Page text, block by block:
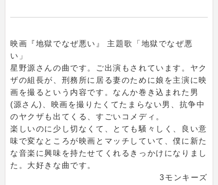
映画『地獄でなぜ悪い』 主題歌「地獄でなぜ悪
い」
星野源さんの曲です。ご出演もされています。ヤク
ザの組長が、刑務所に居る妻のために娘を主演に映
画を撮るという内容です。なんか巻き込まれた男
(源さん)、映画を撮りたくてたまらない男、抗争中
のヤクザも出てくる、すごいコメディ。
楽しいのに少し切なくて、とても騒々しく、良い意
味で変なところが映画とマッチしていて、僕に新た
な音楽に興味を持たせてくれるきっかけになりまし
た。大好きな曲です。
3モンキーズ